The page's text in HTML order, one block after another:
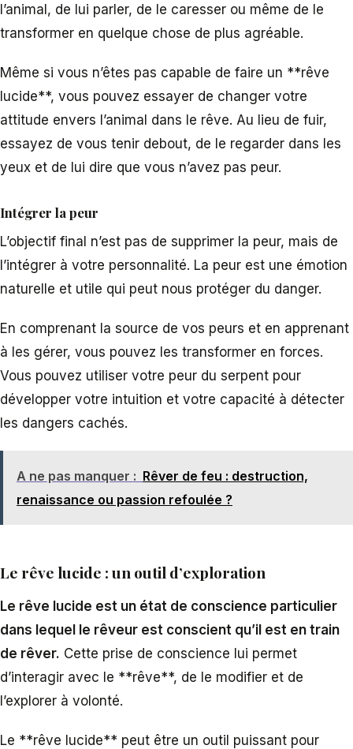
l’animal, de lui parler, de le caresser ou même de le
transformer en quelque chose de plus agréable.
Même si vous n’êtes pas capable de faire un **rêve
lucide**, vous pouvez essayer de changer votre
attitude envers l’animal dans le rêve. Au lieu de fuir,
essayez de vous tenir debout, de le regarder dans les
yeux et de lui dire que vous n’avez pas peur.
Intégrer la peur
L’objectif final n’est pas de supprimer la peur, mais de
l’intégrer à votre personnalité. La peur est une émotion
naturelle et utile qui peut nous protéger du danger.
En comprenant la source de vos peurs et en apprenant
à les gérer, vous pouvez les transformer en forces.
Vous pouvez utiliser votre peur du serpent pour
développer votre intuition et votre capacité à détecter
les dangers cachés.
A ne pas manquer : Rêver de feu : destruction,
renaissance ou passion refoulée ?
Le rêve lucide : un outil d’exploration
Le rêve lucide est un état de conscience particulier
dans lequel le rêveur est conscient qu’il est en train
de rêver. Cette prise de conscience lui permet
d’interagir avec le **rêve**, de le modifier et de
l’explorer à volonté.
Le **rêve lucide** peut être un outil puissant pour